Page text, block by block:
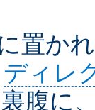
置か
ディレ
腹に